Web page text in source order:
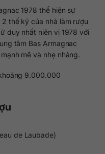
1978 thể hiện sự
thế kỷ của nhà làm rượu
duy nhất niên vị 1978 với
tâm Bas Armagnac
mẽ và nhẹ nhàng.
9.000.000
de Laubade)